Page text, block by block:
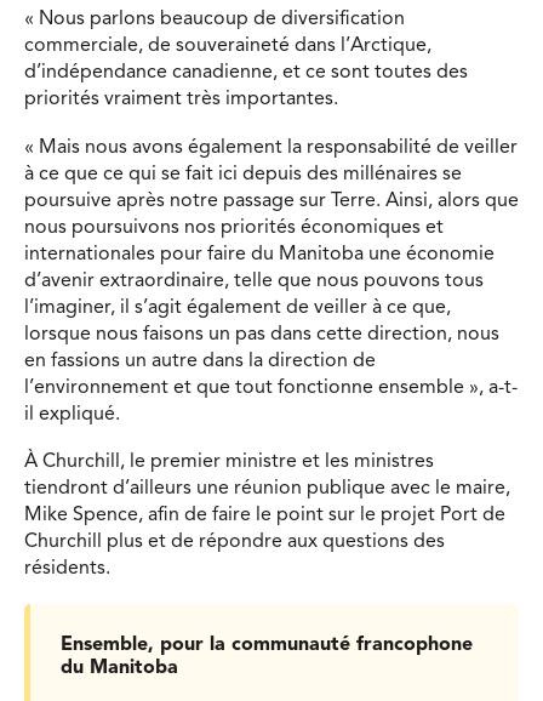
« Nous parlons beaucoup de diversification
commerciale, de souveraineté dans l’Arctique,
d’indépendance canadienne, et ce sont toutes des
priorités vraiment très importantes.
« Mais nous avons également la responsabilité de veiller
à ce que ce qui se fait ici depuis des millénaires se
poursuive après notre passage sur Terre. Ainsi, alors que
nous poursuivons nos priorités économiques et
internationales pour faire du Manitoba une économie
d’avenir extraordinaire, telle que nous pouvons tous
l’imaginer, il s’agit également de veiller à ce que,
lorsque nous faisons un pas dans cette direction, nous
en fassions un autre dans la direction de
l’environnement et que tout fonctionne ensemble », a-t-
il expliqué.
À Churchill, le premier ministre et les ministres
tiendront d’ailleurs une réunion publique avec le maire,
Mike Spence, afin de faire le point sur le projet Port de
Churchill plus et de répondre aux questions des
résidents.
Ensemble, pour la communauté francophone
du Manitoba